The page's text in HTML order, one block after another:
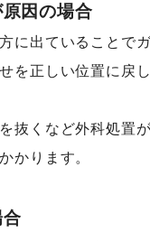
因の場合
に出ていることで
を正しい位置に戻し
抜くなど外科処置
かります。